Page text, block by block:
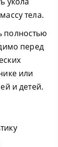
тела.
полностью
перед
или
и детей.